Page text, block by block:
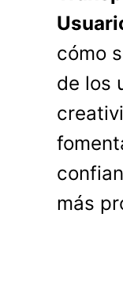
cómo
de los
más